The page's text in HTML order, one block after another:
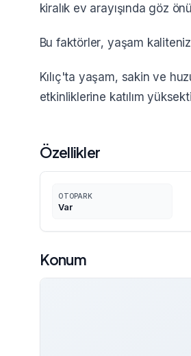
kiralık ev arayışında göz
Bu faktörler, yaşam
Kılıç'ta yaşam, sakin ve
etkinliklerine katılım
Özellikler
OTOPARK
Var
Konum